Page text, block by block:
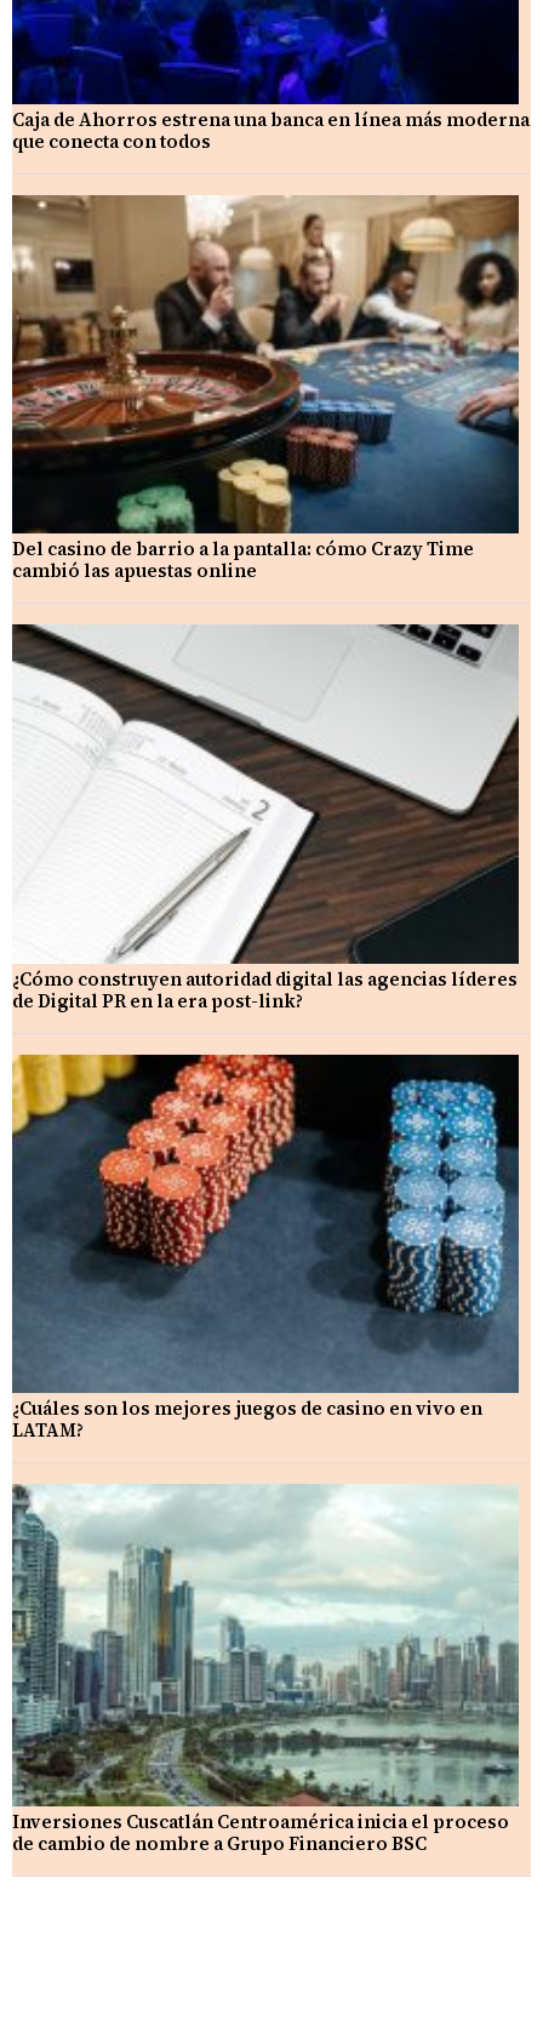
Caja de Ahorros estrena una banca en línea más moderna
que conecta con todos
Del casino de barrio a la pantalla: cómo Crazy Time
cambió las apuestas online
¿Cómo construyen autoridad digital las agencias líderes
de Digital PR en la era post-link?
¿Cuáles son los mejores juegos de casino en vivo en
LATAM?
Inversiones Cuscatlán Centroamérica inicia el proceso
de cambio de nombre a Grupo Financiero BSC